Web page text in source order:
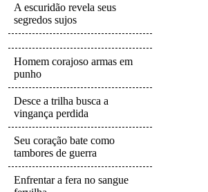
A escuridão revela seus
segredos sujos
Homem corajoso armas em
punho
Desce a trilha busca a
vingança perdida
Seu coração bate como
tambores de guerra
Enfrentar a fera no sangue